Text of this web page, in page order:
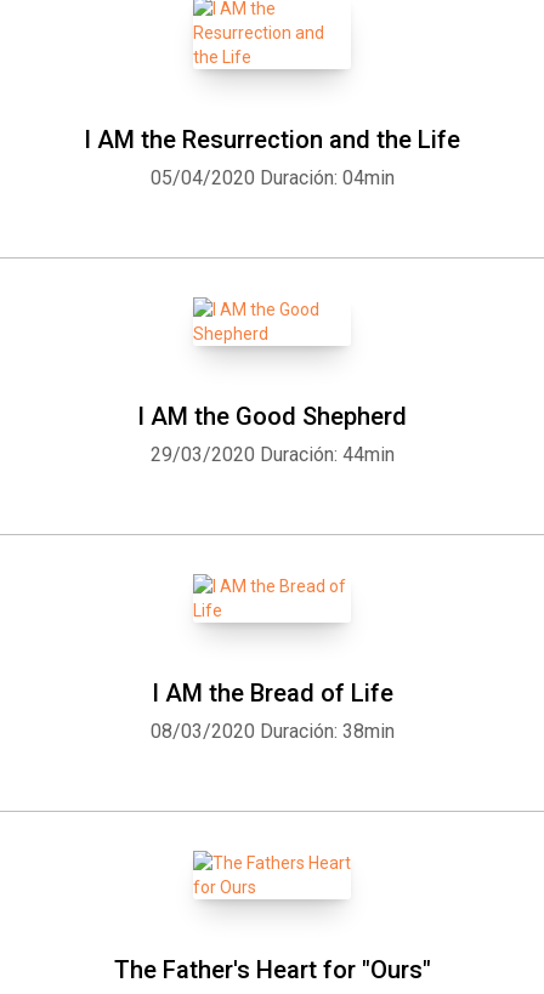
I AM the Resurrection and the Life
05/04/2020 Duración: 04min
I AM the Good Shepherd
29/03/2020 Duración: 44min
I AM the Bread of Life
08/03/2020 Duración: 38min
The Father's Heart for "Ours"